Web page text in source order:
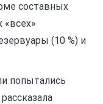
составных
«всех»
(10 %) и
попытались